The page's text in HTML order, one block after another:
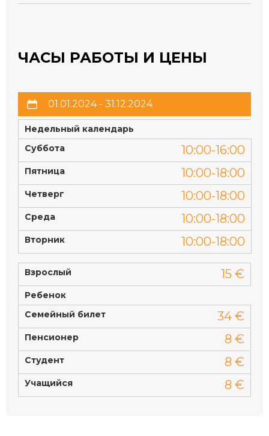
ЧАСЫ РАБОТЫ И ЦЕНЫ
01.01.2024 - 31.12.2024
Недельный календарь
Суббота
10:00-16:00
Пятница 10:00-18:00
Четверг 10:00-18:00
Среда 10:00-18:00
Вторник 10:00-18:00
Взрослый 15 €
Ребенок
Семейный билет
34 €
Пенсионер 8 €
Студент 8 €
Учащийся 8 €